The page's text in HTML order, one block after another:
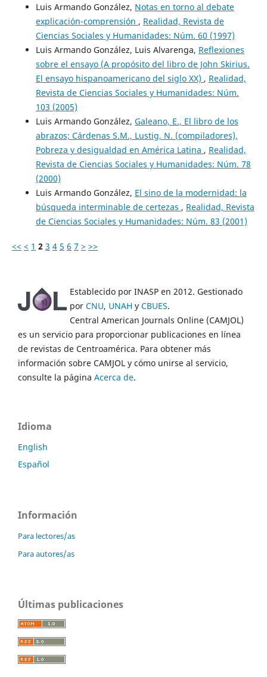
Luis Armando González, Notas en torno al debate
explicación-comprensión , Realidad, Revista de
Ciencias Sociales y Humanidades: Núm. 60 (1997)
Luis Armando González, Luis Alvarenga, Reflexiones
sobre el ensayo (A propósito del libro de John Skirius.
El ensayo hispanoamericano del siglo XX) , Realidad,
Revista de Ciencias Sociales y Humanidades: Núm.
103 (2005)
Luis Armando González, Galeano, E., El libro de los
abrazos; Cárdenas S.M., Lustig, N. (compiladores),
Pobreza y desigualdad en América Latina , Realidad,
Revista de Ciencias Sociales y Humanidades: Núm. 78
(2000)
Luis Armando González, El sino de la modernidad: la
búsqueda interminable de certezas , Realidad, Revista
de Ciencias Sociales y Humanidades: Núm. 83 (2001)
<< < 1 2 3 4 5 6 7 > >>
Establecido por INASP en 2012. Gestionado
por CNU, UNAH y CBUES.
Central American Journals Online (CAMJOL)
es un servicio para proporcionar publicaciones en línea
de revistas de Centroamérica. Para obtener más
información sobre CAMJOL y cómo unirse al servicio,
consulte la página Acerca de.
Idioma
English
Español
Información
Para lectores/as
Para autores/as
Últimas publicaciones